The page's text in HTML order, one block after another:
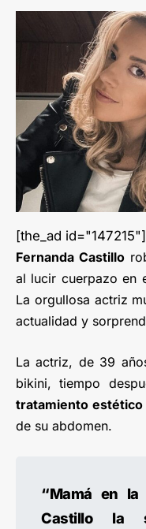
[the_ad id="147215"]
Fernanda Castillo
al lucir cuerpazo en
La orgullosa actriz
actualidad y
La actriz, de 39
bikini, tiempo
tratamiento estético
de su abdomen.
“Mamá en la
Castillo la